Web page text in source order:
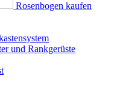
Rosenbogen kaufen
und Rankgerüste